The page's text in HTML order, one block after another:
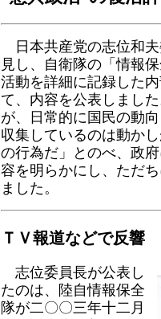
日本共産党の志位和
見し、自衛隊の「情報
活動を詳細に記録した
て、内容を公表しまし
が、日常的に国民の動
収集しているのは動か
の行為だ」とのべ、政
容を明らかにし、ただ
ました。
ＴＶ報道などで反響
志位委員長が公表し
たのは、陸自情報保全
隊が二〇〇三年十二月